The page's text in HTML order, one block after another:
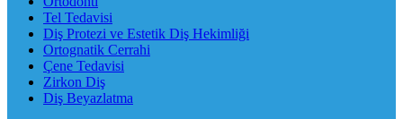
Tel Tedavisi
Diş Protezi ve Estetik Diş Hekimliği
Ortognatik Cerrahi
Çene Tedavisi
Zirkon Diş
Diş Beyazlatma